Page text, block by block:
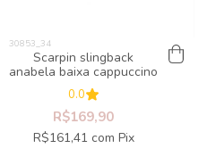
Scarpin slingback
anabela baixa cappuccino
0.0
R$169,90
R$161,41 com Pix